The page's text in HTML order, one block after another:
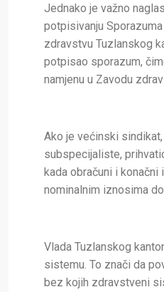
Jednako je važno
potpisivanju
zdravstvu Tuzlanskog
potpisao sporazum,
namjenu u Zavodu
Ako je većinski
subspecijaliste, pr
kada obračuni i
nominalnim iznosima
Vlada Tuzlanskog
sistemu. To znači da
bez kojih zdravstveni